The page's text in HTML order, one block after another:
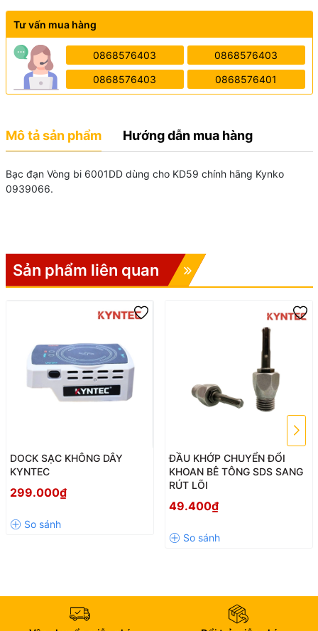
Tư vấn mua hàng
0868576403 0868576403
0868576403 0868576401
Mô tả sản phẩm Hướng dẫn mua hàng
Bạc đạn Vòng bi 6001DD dùng cho KD59 chính hãng Kynko
0939066.
Sản phẩm liên quan
DOCK SẠC KHÔNG DÂY
KYNTEC
299.000₫
ĐẦU KHỚP CHUYỂN ĐỔI
KHOAN BÊ TÔNG SDS SANG
RÚT LÕI
49.400₫